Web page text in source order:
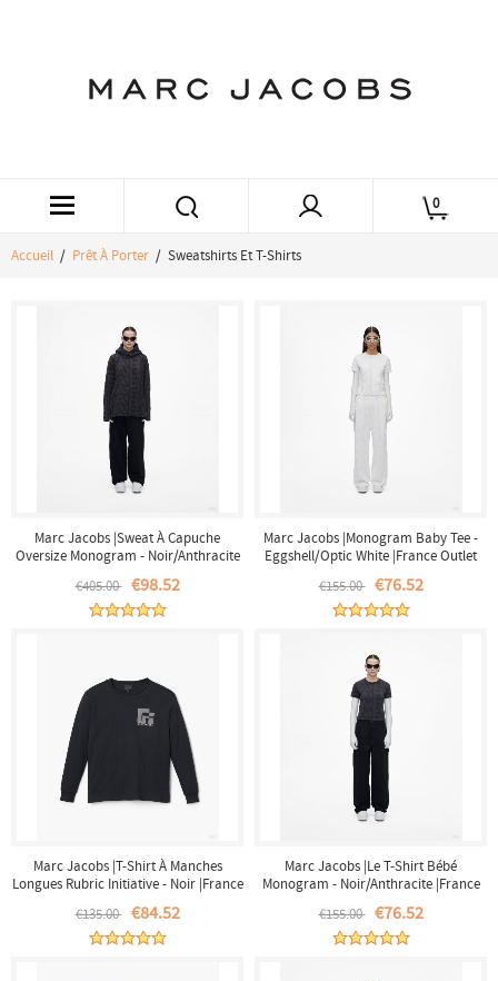
0
Accueil / Prêt À Porter / Sweatshirts Et T-Shirts
Marc Jacobs |Sweat À Capuche
Oversize Monogram - Noir/Anthracite
€405.00 €98.52
Marc Jacobs |Monogram Baby Tee -
Eggshell/Optic White |France Outlet
€155.00 €76.52
Marc Jacobs |T-Shirt À Manches
Longues Rubric Initiative - Noir |France
€135.00 €84.52
Marc Jacobs |Le T-Shirt Bébé
Monogram - Noir/Anthracite |France
€155.00 €76.52